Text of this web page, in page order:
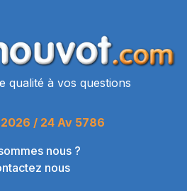
qualité à vos questions
/ 24 Av 5786
nous ?
nous